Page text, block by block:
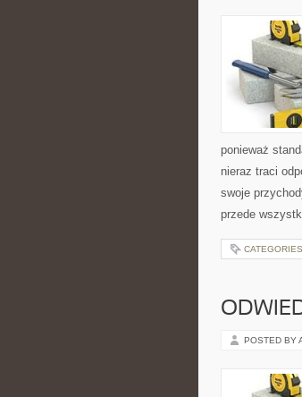
ponieważ
nieraz traci
swoje
przede
POSTED BY